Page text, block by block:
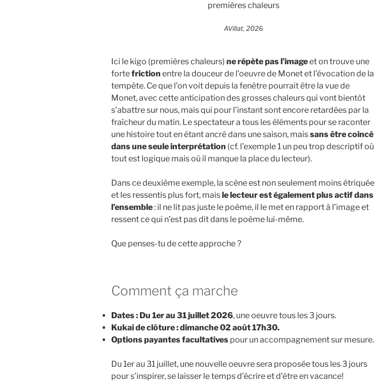
premières chaleurs
AVillat, 2026
Ici le kigo (premières chaleurs) ne répète pas l’imageet on trouve une
fortefriction entre la douceur de l’oeuvre de Monet et l’évocation de la
tempête. Ce que l’on voit depuis la fenêtre pourrait être la vue de
Monet, avec cette anticipation des grosses chaleurs qui vont bientôt
s’abattre sur nous, mais qui pour l’instant sont encore retardées par la
fraîcheur du matin. Le spectateur a tous les éléments pour se raconter
une histoire tout en étant ancré dans une saison, maissans être coincé
dans une seule interprétation (cf. l’exemple 1 un peu trop descriptif où
tout est logique mais où il manque la place du lecteur).
Dans ce deuxième exemple, la scène est non seulement moins étriquée
et les ressentis plus fort, maisle lecteur est également plus actif dans
l’ensemble: il ne lit pas juste le poème, il le met en rapport à l’image et
ressent ce qui n’est pas dit dans le poème lui-même.
Que penses-tu de cette approche ?
Comment ça marche
Dates : Du 1er au 31 juillet 2026, une oeuvre tous les 3 jours.
Kukai de clôture : dimanche 02 août 17h30.
Options payantes facultatives pour un accompagnement sur mesure.
Du 1er au 31 juillet, une nouvelle oeuvre sera proposée tous les 3 jours
pour s’inspirer, se laisser le temps d’écrire et d’être en vacance!